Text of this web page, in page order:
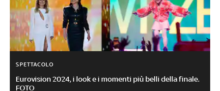
SPETTACOLO
Eurovision 2024, i look e i momenti più belli della finale.
FOTO